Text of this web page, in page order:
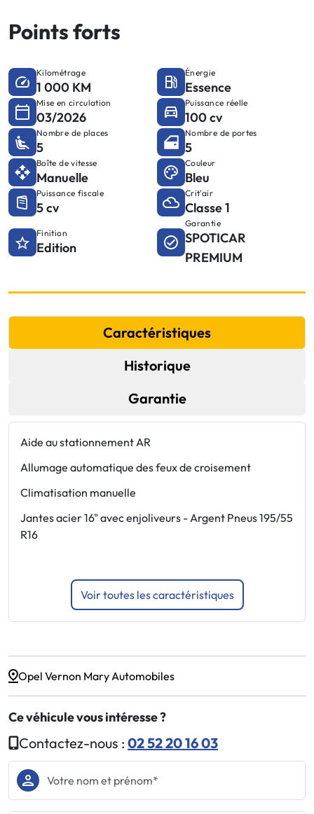
Points forts
Kilométrage
1 000 KM
Énergie
Essence
Mise en circulation
03/2026
Puissance réelle
100 cv
Nombre de places
5
Nombre de portes
5
Boîte de vitesse
Manuelle
Couleur
Bleu
Puissance fiscale
5 cv
Crit'air
Classe 1
Finition
Edition
Garantie
SPOTICAR
PREMIUM
Caractéristiques
Historique
Garantie
Aide au stationnement AR
Allumage automatique des feux de croisement
Climatisation manuelle
Jantes acier 16" avec enjoliveurs - Argent Pneus 195/55
R16
Voir toutes les caractéristiques
Opel Vernon Mary Automobiles
Ce véhicule vous intéresse ?
Contactez-nous : 02 52 20 16 03